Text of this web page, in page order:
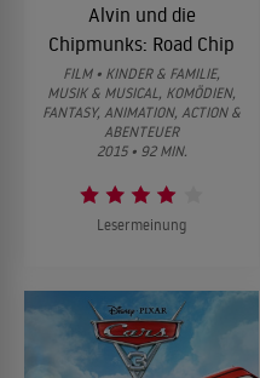
Alvin und die
Chipmunks: Road Chip
FILM • KINDER & FAMILIE,
MUSIK & MUSICAL, KOMÖDIEN,
FANTASY, ANIMATION, ACTION &
ABENTEUER
2015 • 92 MIN.
Lesermeinung